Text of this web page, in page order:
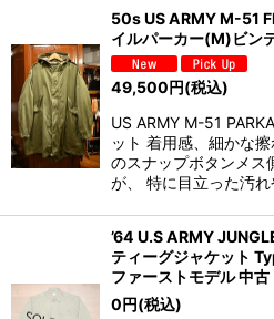
50s US ARMY M-51
イルパーカー(M)ビン
49,500円(税込)
US ARMY M-51
ット 着用感、細かな
のスナップボタンメス
が、 特に目立った汚
’64 U.S ARMY
ティーグジャケット
ファーストモデル 中
0円(税込)